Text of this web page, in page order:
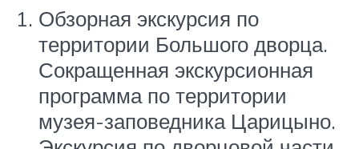
Обзорная экскурсия по
территории Большого дворца.
Сокращенная экскурсионная
программа по территории
музея-заповедника Царицыно.